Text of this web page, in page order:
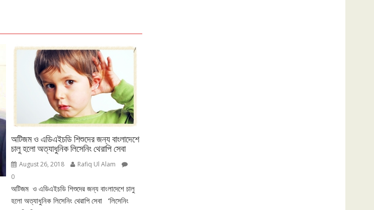
অটিজম ও এডিএইচডি শিশুদের জন্য বাংলাদেশে
চালু হলো অত্যাধুনিক লিসেনিং থেরাপি সেবা
August 26, 2018
Rafiq Ul Alam
0
অটিজম ও এডিএইচডি শিশুদের জন্য বাংলাদেশে চালু
হলো অত্যাধুনিক লিসেনিং থেরাপি সেবা ‘লিসেনিং